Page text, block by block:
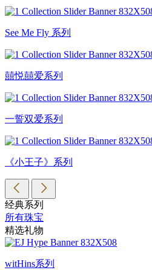
See Me Fly 系列
囍悦囍爱系列
一誓双爱系列
《小王子》系列
经典系列
所有珠宝
精选礼物
witHins系列